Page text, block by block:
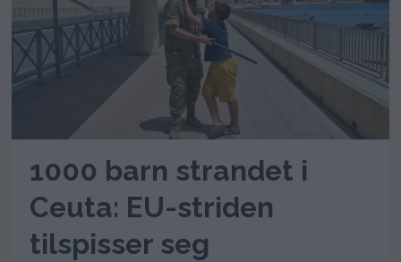
1000 barn strandet i
Ceuta: EU-striden
tilspisser seg